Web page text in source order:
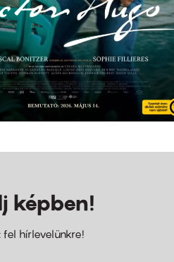
képben!
fel hírlevelünkre!